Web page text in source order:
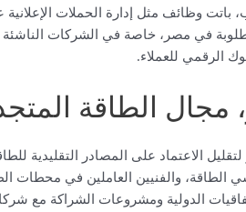
باتت وظائف مثل إدارة الحملات
في مصر، خاصة في الشركات الناشئة
الرقمي للعملاء.
الطاقة
الاعتماد على المصادر التقليدية
الطاقة، والفنيين العاملين في محطات
الدولية ومشروعات الشراكة مع